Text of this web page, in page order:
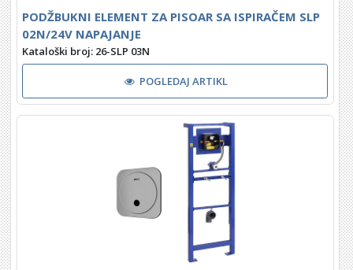
PODŽBUKNI ELEMENT ZA PISOAR SA ISPIRAČEM SLP
02N/24V NAPAJANJE
Kataloški broj: 26-SLP 03N
POGLEDAJ ARTIKL